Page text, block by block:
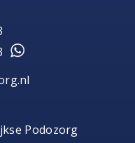
Podozorg